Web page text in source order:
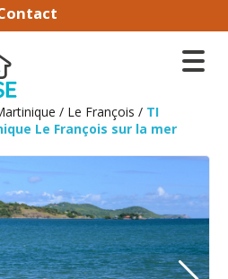
/ Le François / TI
Le François sur la mer